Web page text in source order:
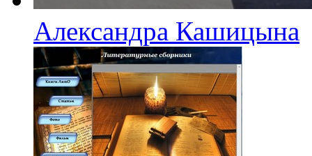
Александра Кашицына